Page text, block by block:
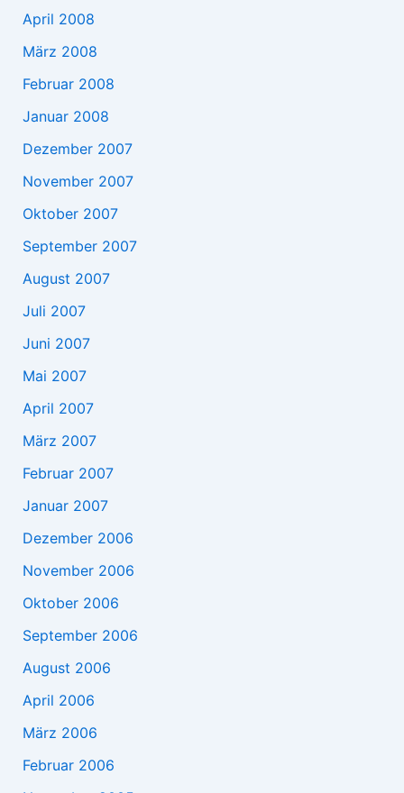
April 2008
März 2008
Februar 2008
Januar 2008
Dezember 2007
November 2007
Oktober 2007
September 2007
August 2007
Juli 2007
Juni 2007
Mai 2007
April 2007
März 2007
Februar 2007
Januar 2007
Dezember 2006
November 2006
Oktober 2006
September 2006
August 2006
April 2006
März 2006
Februar 2006